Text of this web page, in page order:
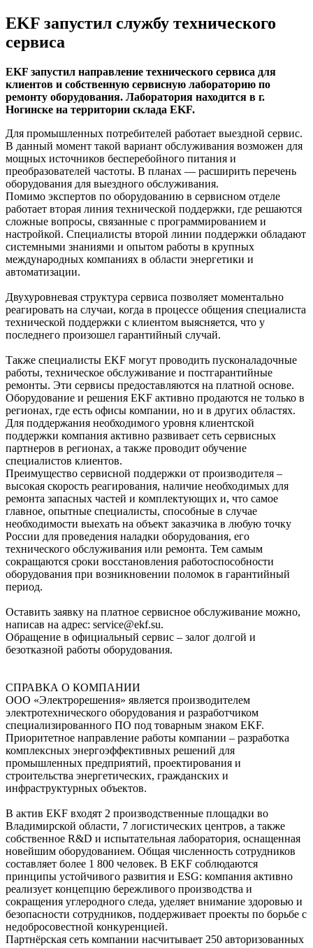
EKF запустил службу технического
сервиса
EKF запустил направление технического сервиса для
клиентов и собственную сервисную лабораторию по
ремонту оборудования. Лаборатория находится в г.
Ногинске на территории склада EKF.
Для промышленных потребителей работает выездной сервис.
В данный момент такой вариант обслуживания возможен для
мощных источников бесперебойного питания и
преобразователей частоты. В планах — расширить перечень
оборудования для выездного обслуживания.
Помимо экспертов по оборудованию в сервисном отделе
работает вторая линия технической поддержки, где решаются
сложные вопросы, связанные с программированием и
настройкой. Специалисты второй линии поддержки обладают
системными знаниями и опытом работы в крупных
международных компаниях в области энергетики и
автоматизации.
Двухуровневая структура сервиса позволяет моментально
реагировать на случаи, когда в процессе общения специалиста
технической поддержки с клиентом выясняется, что у
последнего произошел гарантийный случай.
Также специалисты EKF могут проводить пусконаладочные
работы, техническое обслуживание и постгарантийные
ремонты. Эти сервисы предоставляются на платной основе.
Оборудование и решения EKF активно продаются не только в
регионах, где есть офисы компании, но и в других областях.
Для поддержания необходимого уровня клиентской
поддержки компания активно развивает сеть сервисных
партнеров в регионах, а также проводит обучение
специалистов клиентов.
Преимущество сервисной поддержки от производителя ‒
высокая скорость реагирования, наличие необходимых для
ремонта запасных частей и комплектующих и, что самое
главное, опытные специалисты, способные в случае
необходимости выехать на объект заказчика в любую точку
России для проведения наладки оборудования, его
технического обслуживания или ремонта. Тем самым
сокращаются сроки восстановления работоспособности
оборудования при возникновении поломок в гарантийный
период.
Оставить заявку на платное сервисное обслуживание можно,
написав на адрес: service@ekf.su.
Обращение в официальный сервис ‒ залог долгой и
безотказной работы оборудования.
СПРАВКА О КОМПАНИИ
ООО «Электрорешения» является производителем
электротехнического оборудования и разработчиком
специализированного ПО под товарным знаком EKF.
Приоритетное направление работы компании – разработка
комплексных энергоэффективных решений для
промышленных предприятий, проектирования и
строительства энергетических, гражданских и
инфраструктурных объектов.
В актив EKF входят 2 производственные площадки во
Владимирской области, 7 логистических центров, а также
собственное R&D и испытательная лаборатория, оснащенная
новейшим оборудованием. Общая численность сотрудников
составляет более 1 800 человек. В EKF соблюдаются
принципы устойчивого развития и ESG: компания активно
реализует концепцию бережливого производства и
сокращения углеродного следа, уделяет внимание здоровью и
безопасности сотрудников, поддерживает проекты по борьбе с
недобросовестной конкуренцией.
Партнёрская сеть компании насчитывает 250 авторизованных